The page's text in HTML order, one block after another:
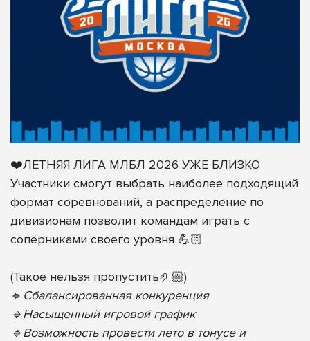
❤️ЛЕТНЯЯ ЛИГА МЛБЛ 2026 УЖЕ БЛИЗКО
Участники смогут выбрать наиболее подходящий
формат соревнований, а распределение по
дивизионам позволит командам играть с
соперниками своего уровня 💪🏻
(Такое нельзя пропустить🤌🏼)
🔹 Сбалансированная конкуренция
🔹Насыщенный игровой график
🔹Возможность провести лето в тонусе и